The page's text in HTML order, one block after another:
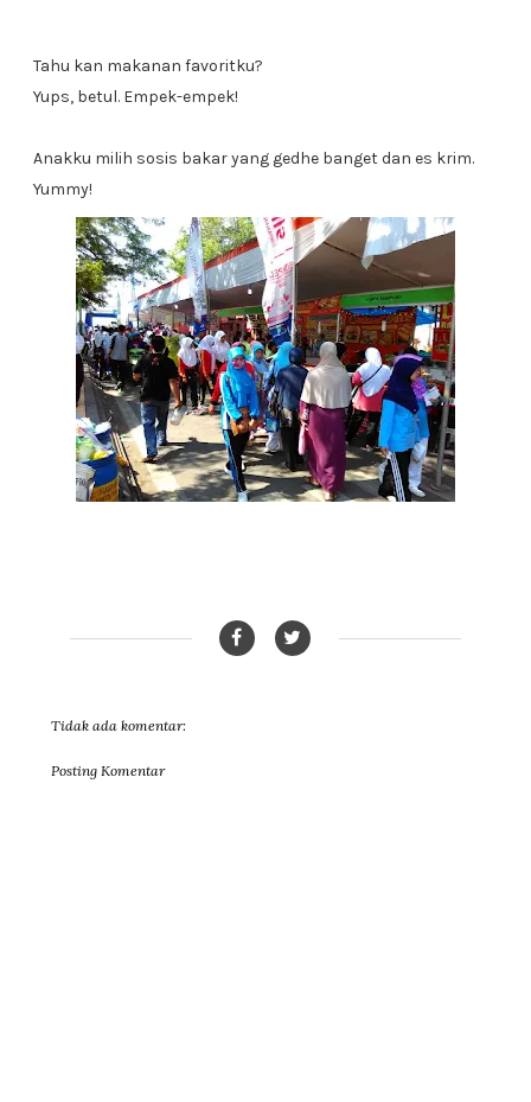
Tahu kan makanan favoritku?
Yups, betul. Empek-empek!
Anakku milih sosis bakar yang gedhe banget dan es krim.
Yummy!
Tidak ada komentar:
Posting Komentar